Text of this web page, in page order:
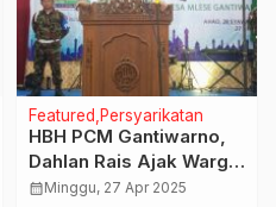
Featured Persyarikatan
HBH PCM Gantiwarno,
Dahlan Rais Ajak Warga
Muhamamdiyah
calendar_monthMinggu, 27 Apr 2025